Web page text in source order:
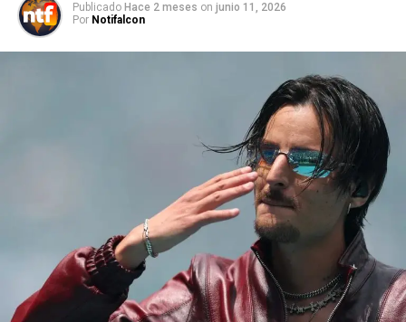
Publicado Hace 2 meses on junio 11, 2026
Por Notifalcon